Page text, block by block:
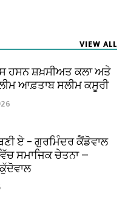
VIEW ALL
ਹਸਨ ਸ਼ਖ਼ਸੀਅਤ ਕਲਾ ਅਤੇ
ਆਫ਼ਤਾਬ ਸਲੀਮ ਕਸੂਰੀ
ਬਣੀ ਏ – ਗੁਰਮਿੰਦਰ ਕੈਂਡੋਵਾਲ
ਸਮਾਜਿਕ ਚੇਤਨਾ —